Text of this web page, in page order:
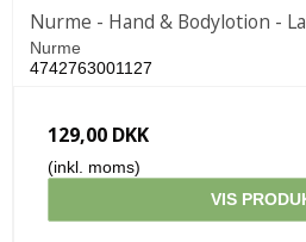
Nurme - Hand & Bodylotion -
Nurme
4742763001127
129,00 DKK
(inkl. moms)
VIS